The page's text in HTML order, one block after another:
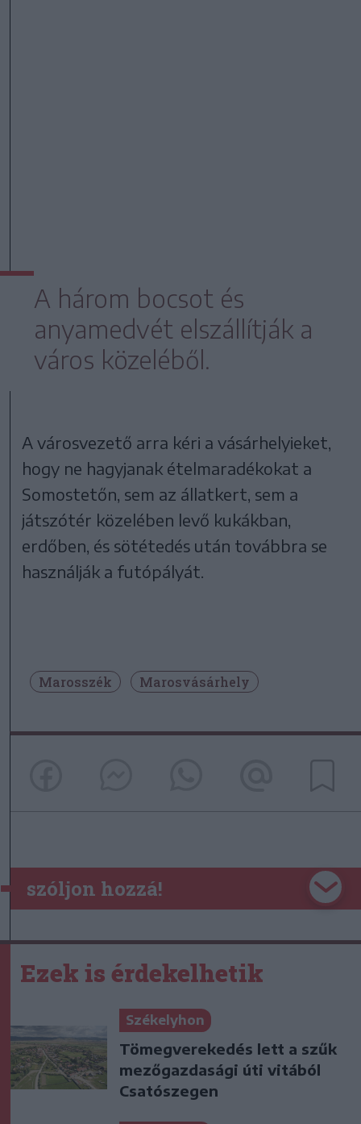
A három bocsot és
anyamedvét elszállítják a
város közeléből.
A városvezető arra kéri a vásárhelyieket,
hogy ne hagyjanak ételmaradékokat a
Somostetőn, sem az állatkert, sem a
játszótér közelében levő kukákban,
erdőben, és sötétedés után továbbra se
használják a futópályát.
Marosszék Marosvásárhely
szóljon hozzá!
Ezek is érdekelhetik
Székelyhon
Tömegverekedés lett a szűk
mezőgazdasági úti vitából
Csatószegen